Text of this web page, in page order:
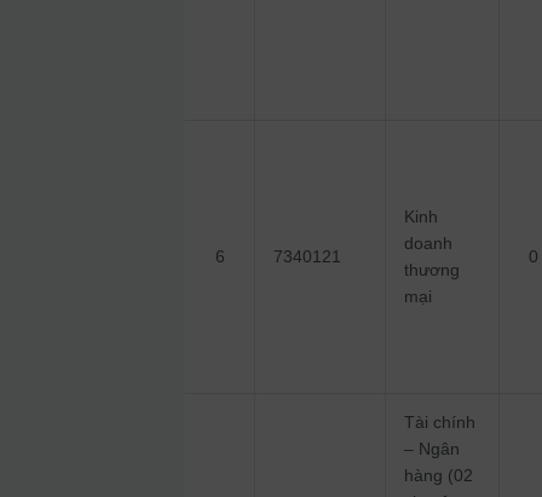
6 7340121
Kinh
doanh
thương
mại
0
Tài chính
– Ngân
hàng (02